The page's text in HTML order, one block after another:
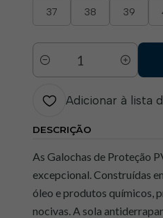
37 38 39
Quantidade
Adicionar à lista
DESCRIÇÃO
As Galochas de Proteção
excepcional. Construídas
óleo e produtos químicos,
nocivas. A sola